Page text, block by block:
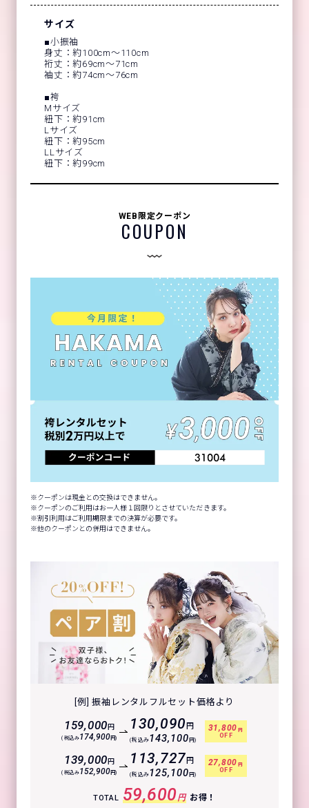
サイズ
■小振袖
身丈：約100cm～110cm
裄丈：約69cm～71cm
袖丈：約74cm～76cm
■袴
Mサイズ
紐下：約91cm
Lサイズ
紐下：約95cm
LLサイズ
紐下：約99cm
WEB限定クーポン
COUPON
クーポンは現金との交換はできません。
クーポンのご利用はお一人様１回限りとさせていただきます。
割引利用はご利用期限までの決算が必要です。
他のクーポンとの併用はできません。
[例] 振袖レンタルフルセット価格より
159,000円
(税込み174,900円)
130,090 円
(税込み143,100 円)
31,800 円
OFF
139,000円
(税込み152,900円)
113,727 円
(税込み125,100 円)
27,800 円
OFF
TOTAL 59,600円 お得！